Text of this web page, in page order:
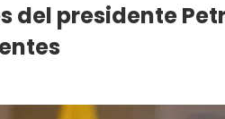
del presidente